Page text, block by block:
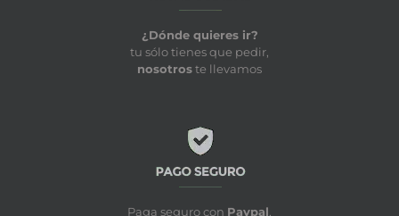
¿Dónde quieres ir?
tu sólo tienes que pedir,
nosotroste llevamos
Paga seguro con Paypal